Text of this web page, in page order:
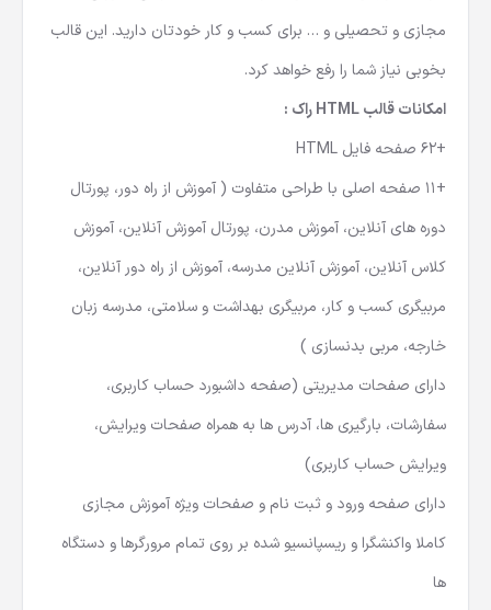
اگر شما برای وبسایت خود نیاز به یک قالب شرکتی، آموزش
مجازی و تحصیلی و … برای کسب و کار خودتان دارید. این قالب
بخوبی نیاز شما را رفع خواهد کرد.
امکاناتقالبHTML
راک :
+62 صفحه فایل HTML
+11 صفحه اصلی با طراحی متفاوت ( آموزش از راه دور، پورتال
دوره های آنلاین، آموزش مدرن، پورتال آموزش آنلاین، آموزش
کلاس آنلاین، آموزش آنلاین مدرسه، آموزش از راه دور آنلاین،
مربیگری کسب و کار، مربیگری بهداشت و سلامتی، مدرسه زبان
خارجه، مربی بدنسازی )
دارای صفحات مدیریتی (صفحه داشبورد حساب کاربری،
سفارشات، بارگیری ها، آدرس ها به همراه صفحات ویرایش،
ویرایش حساب کاربری)
دارای صفحه ورود و ثبت نام و صفحات ویژه آموزش مجازی
کاملا واکنشگرا و ریسپانسیو شده بر روی تمام مرورگرها و دستگاه